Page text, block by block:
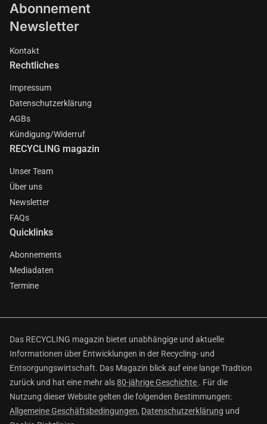
Abonnement
Newsletter
Kontakt
Rechtliches
Impressum
Datenschutzerklärung
AGBs
Kündigung/Widerruf
RECYCLING magazin
Unser Team
Über uns
Newsletter
FAQs
Quicklinks
Abonnements
Mediadaten
Termine
Das RECYCLING magazin bietet unabhängige und aktuelle
Informationen über Entwicklungen in der Recycling- und
Entsorgungswirtschaft. Das Magazin blick auf eine lange Tradtion
zurück und hat eine mehr als80-jährige Geschichte . Für die
Nutzung dieser Website gelten die folgenden Bestimmungen:
Allgemeine Geschäftsbedingungen, Datenschutzerklärung und